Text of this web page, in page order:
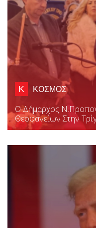
Κ ΚΟΣΜΟΣ
Ο Δήμαρχος
Θεοφανείων Στην